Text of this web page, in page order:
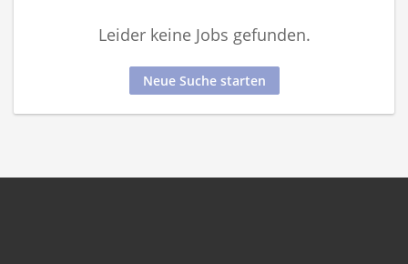
Leider keine Jobs gefunden.
Neue Suche starten